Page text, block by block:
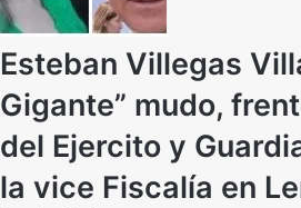
Esteban Villegas
Gigante” mudo,
del Ejercito y
la vice Fiscalía en